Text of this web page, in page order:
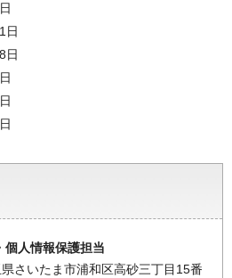
日
日
個人情報保護担当
さいたま市浦和区高砂三丁目15番